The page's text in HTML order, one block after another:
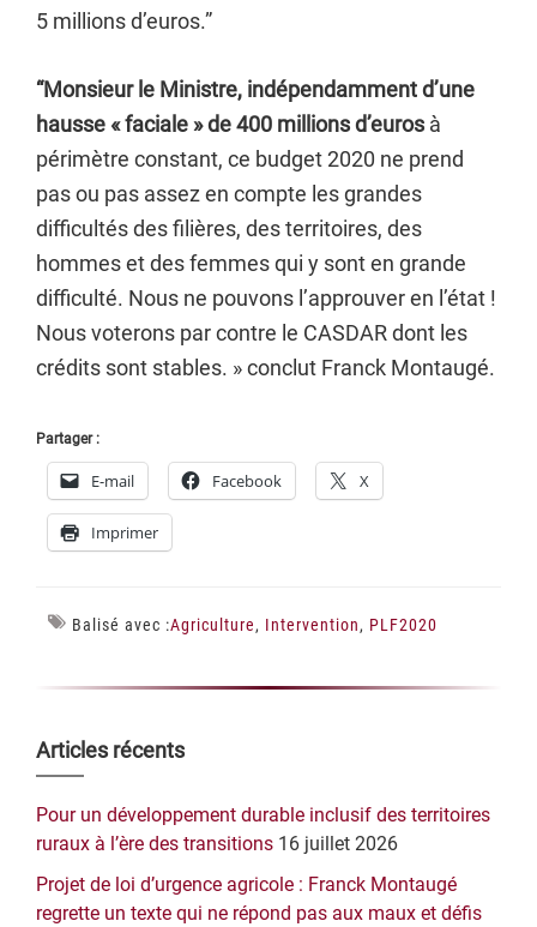
5 millions d’euros.”
“Monsieur le Ministre, indépendamment d’une
hausse « faciale » de 400 millions d’euros à
périmètre constant, ce budget 2020 ne prend
pas ou pas assez en compte les grandes
difficultés des filières, des territoires, des
hommes et des femmes qui y sont en grande
difficulté. Nous ne pouvons l’approuver en l’état !
Nous voterons par contre le CASDAR dont les
crédits sont stables. » conclut Franck Montaugé.
Partager :
E-mail Facebook X
Imprimer
Balisé avec :Agriculture, Intervention, PLF2020
Barre
latérale
principale
Articles récents
Pour un développement durable inclusif des territoires
ruraux à l’ère des transitions 16 juillet 2026
Projet de loi d’urgence agricole : Franck Montaugé
regrette un texte qui ne répond pas aux maux et défis